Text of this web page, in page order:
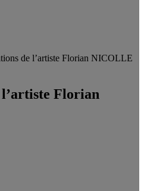
de l’artiste Florian NICOLLE
Florian